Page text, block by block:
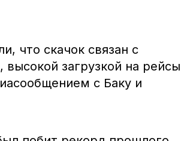
что скачок связан с
загрузкой на рейсы
с Баку и